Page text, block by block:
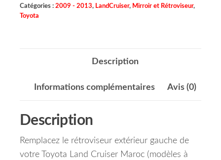
Catégories : 2009 - 2013, LandCruiser, Mirroir et Rétroviseur,
Toyota
Description
Informations complémentaires Avis (0)
Description
Remplacez le rétroviseur extérieur gauche de
votre Toyota Land Cruiser Maroc (modèles à